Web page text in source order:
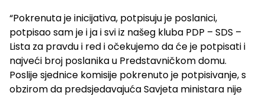
“Pokrenuta je inicijativa, potpisuju je poslanici,
potpisao sam je i ja i svi iz našeg kluba PDP – SDS –
Lista za pravdu i red i očekujemo da će je potpisati i
najveći broj poslanika u Predstavničkom domu.
Poslije sjednice komisije pokrenuto je potpisivanje, s
obzirom da predsjedavajuća Savjeta ministara nije